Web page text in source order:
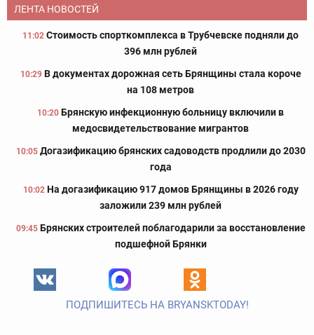
ЛЕНТА НОВОСТЕЙ
11:02 Стоимость спорткомплекса в Трубчевске подняли до
396 млн рублей
10:29 В документах дорожная сеть Брянщины стала короче
на 108 метров
10:20 Брянскую инфекционную больницу включили в
медосвидетельствование мигрантов
10:05 Догазификацию брянских садоводств продлили до 2030
года
10:02 На догазификацию 917 домов Брянщины в 2026 году
заложили 239 млн рублей
09:45 Брянских строителей поблагодарили за восстановление
подшефной Брянки
ПОДПИШИТЕСЬ НА BRYANSKTODAY!